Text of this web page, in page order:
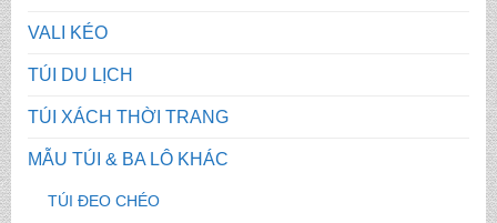
VALI KÉO
TÚI DU LỊCH
TÚI XÁCH THỜI TRANG
MẪU TÚI & BA LÔ KHÁC
TÚI ĐEO CHÉO